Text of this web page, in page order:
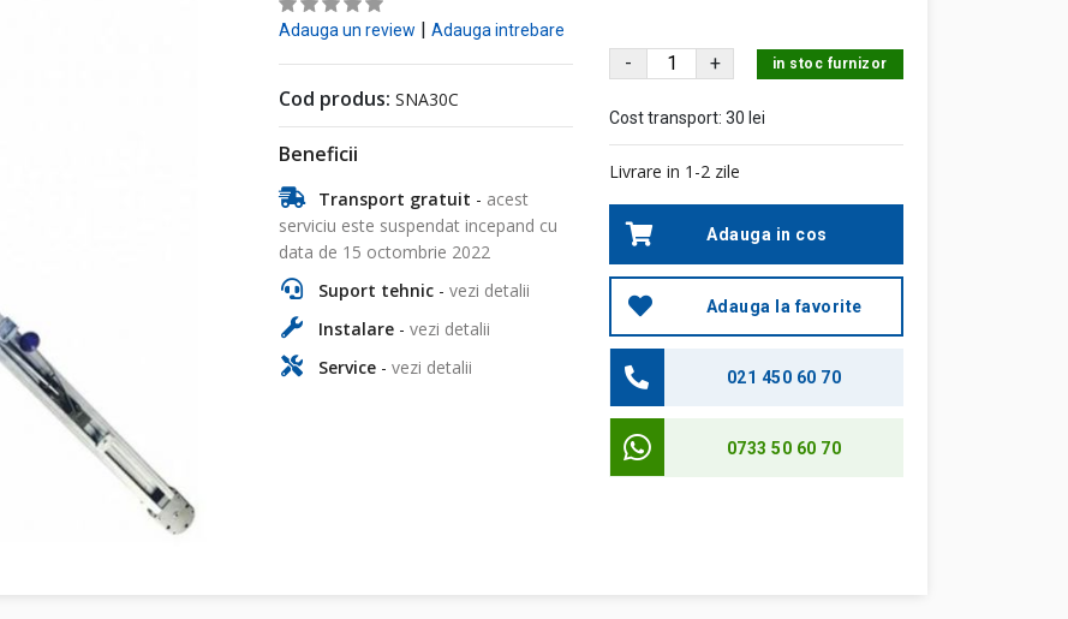
Adauga un review | Adauga intrebare
Cod produs: SNA30C
Beneficii
Transport gratuit - acest
serviciu este suspendat incepand cu
data de 15 octombrie 2022
Suport tehnic- vezi detalii
Instalare- vezi detalii
Service- vezi detalii
- + in stoc furnizor
Cost transport: 30 lei
Livrare in 1-2 zile
Adauga in cos
Adauga la favorite
021 450 60 70
0733 50 60 70